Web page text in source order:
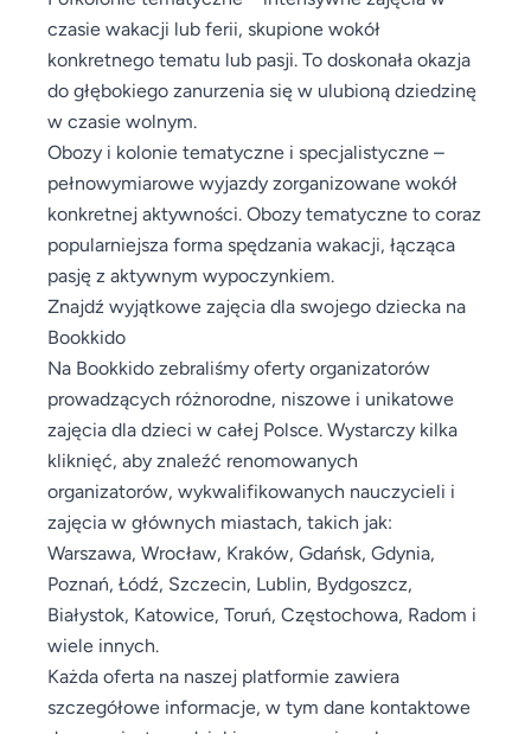
czasie wakacji lub ferii, skupione wokół
konkretnego tematu lub pasji. To doskonała okazja
do głębokiego zanurzenia się w ulubioną dziedzinę
w czasie wolnym.
Obozy i kolonie tematyczne i specjalistyczne –
pełnowymiarowe wyjazdy zorganizowane wokół
konkretnej aktywności. Obozy tematyczne to coraz
popularniejsza forma spędzania wakacji, łącząca
pasję z aktywnym wypoczynkiem.
Znajdź wyjątkowe zajęcia dla swojego dziecka na
Bookkido
Na Bookkido zebraliśmy oferty organizatorów
prowadzących różnorodne, niszowe i unikatowe
zajęcia dla dzieci w całej Polsce. Wystarczy kilka
kliknięć, aby znaleźć renomowanych
organizatorów, wykwalifikowanych nauczycieli i
zajęcia w głównych miastach, takich jak:
Warszawa, Wrocław, Kraków, Gdańsk, Gdynia,
Poznań, Łódź, Szczecin, Lublin, Bydgoszcz,
Białystok, Katowice, Toruń, Częstochowa, Radom i
wiele innych.
Każda oferta na naszej platformie zawiera
szczegółowe informacje, w tym dane kontaktowe